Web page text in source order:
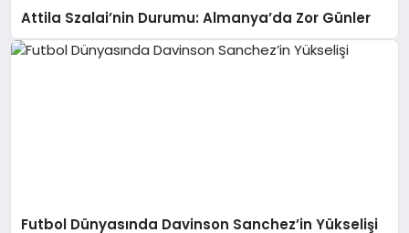
Attila Szalai’nin Durumu: Almanya’da Zor Günler
Futbol Dünyasında Davinson Sanchez’in Yükselişi